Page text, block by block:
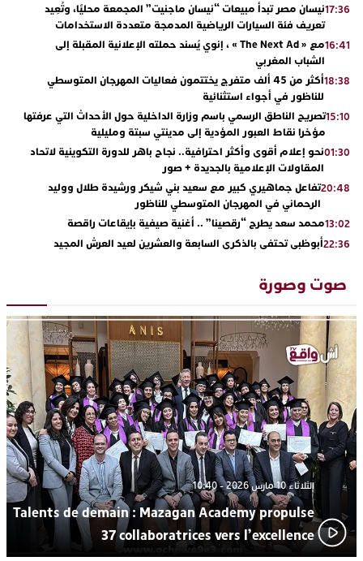
17:36نيسان مصر تبدأ مبيعات “نيسان ماجنيت” المجمعة محليًا، وتُعِيد
تعريف فئة السيارات الرياضية المدمجة متعددة الاستخدامات
16:41
مع « The Next Ad » ، إنوي يُسند حملته الإعلانية المقبلة إلى
الشباب المغربي
18:38
أكثر من 45 ألف متفرج يختتمون فعاليات المهرجان المتوسطي
للناظور في أجواء استثنائية
15:10تصريح الناطق الرسمي باسم وزارة الداخلية حول الأحداث التي عرفتها
مؤخرا نقاط العبور المؤدية إلى مدينتي سبتة ومليلية
01:30نحو إعلام أقوى وأكثر احترافية.. نجاح باهر للدورة التكوينية لاتحاد
المقاولات الإعلامية بالجديدة + صور
20:48تفاعل جماهيري كبير مع سعيد بني شيكر ورشيدة طلال ووليد
الرحماني في المهرجان المتوسطي للناظور
13:02محمد سعد يطرح “رقصينا” .. أغنية صيفية بإيقاعات راقصة
22:36أبوظبي تحتفي بالذكرى السابعة والعشرين لعيد العرش المجيد
13:30دنيا بوطازوت تواصل تألقها الفني وتؤكد مكانتها بأداء مميز في
“كوفرة فالغيس”
19:11يقظة أمنية تنهي كابوس الفتاة القاصر: كواليس مثيرة لعملية تحرير
رهينتين من قبضة ذي سوابق بالجديدة
17:27اتحاد المقاولات الإعلامية يقود قاطرة التكوين بالجديدة ويستضيف
الإعلامي سعيد بلفقير في دورة استثنائية
صوت وصورة
الثلاثاء 10 مارس 2026 - 10:40
Talents de demain : Mazagan Academy propulse
37 collaboratrices vers l’excellence